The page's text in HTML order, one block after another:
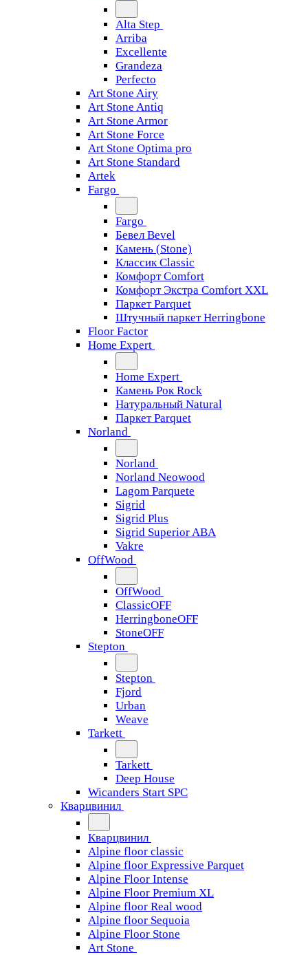
Alta Step
Arriba
Excellente
Grandeza
Perfecto
Art Stone Airy
Art Stone Antiq
Art Stone Armor
Art Stone Force
Art Stone Optima pro
Art Stone Standard
Artek
Fargo
Fargo
Бевел Bevel
Камень (Stone)
Классик Classic
Комфорт Comfort
Комфорт Экстра Comfort XXL
Паркет Parquet
Штучный паркет Herringbone
Floor Factor
Home Expert
Home Expert
Камень Рок Rock
Натуральный Natural
Паркет Parquet
Norland
Norland
Norland Neowood
Lagom Parquete
Sigrid
Sigrid Plus
Sigrid Superior ABA
Vakre
OffWood
OffWood
ClassicOFF
HerringboneOFF
StoneOFF
Stepton
Stepton
Fjord
Urban
Weave
Tarkett
Tarkett
Deep House
Wicanders Start SPC
Кварцвинил
Кварцвинил
Alpine floor classic
Alpine floor Expressive Parquet
Alpine Floor Intense
Alpine Floor Premium XL
Alpine floor Real wood
Alpine floor Sequoia
Alpine Floor Stone
Art Stone